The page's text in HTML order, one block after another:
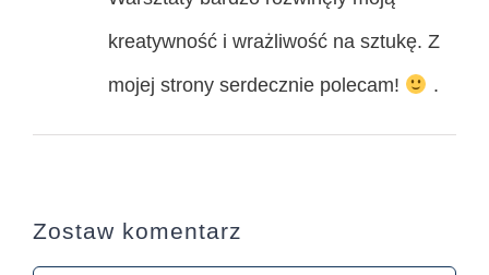
kreatywność i wrażliwość na sztukę. Z
mojej strony serdecznie polecam!
.
Zostaw komentarz